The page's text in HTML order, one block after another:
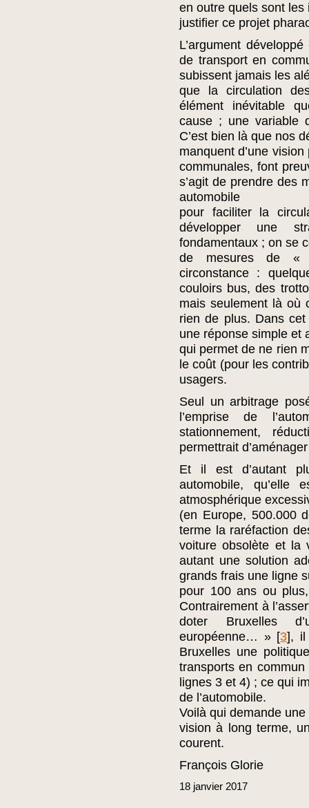
en outre quels sont
justifier ce projet
L’argument
de transport en
subissent jamais les
que la circulation
élément inévitable
cause ; une variable
C’est bien là que nos
manquent d’une
communales, font
s’agit de prendre des
automobile
pour faciliter la
développer une
fondamentaux ; on se
de mesures de «
circonstance :
couloirs bus, des
mais seulement là où
rien de plus. Dans
une réponse simple et
qui permet de ne rien
le coût (pour les
usagers.
Seul un arbitrage
l’emprise de
stationnement,
permettrait
Et il est d’autant
automobile, qu’elle
atmosphérique
(en Europe, 500.000
terme la raréfaction
voiture obsolète et la
autant une solution
grands frais une ligne
pour 100 ans ou
Contrairement à
doter Bruxelles
européenne… »[3], il
Bruxelles une
transports en commun
lignes 3 et 4) ; ce qui
de l’automobile.
Voilà qui demande
vision à long terme,
courent.
François Glorie
18 janvier 2017